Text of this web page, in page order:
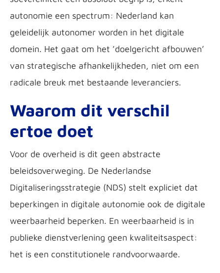
autonomie een spectrum: Nederland kan
geleidelijk autonomer worden in het digitale
domein. Het gaat om het ’doelgericht afbouwen’
van strategische afhankelijkheden, niet om een
radicale breuk met bestaande leveranciers.
Waarom dit verschil
ertoe doet
Voor de overheid is dit geen abstracte
beleidsoverweging. De Nederlandse
Digitaliseringsstrategie (NDS) stelt expliciet dat
beperkingen in digitale autonomie ook de digitale
weerbaarheid beperken. En weerbaarheid is in
publieke dienstverlening geen kwaliteitsaspect:
het is een constitutionele randvoorwaarde.